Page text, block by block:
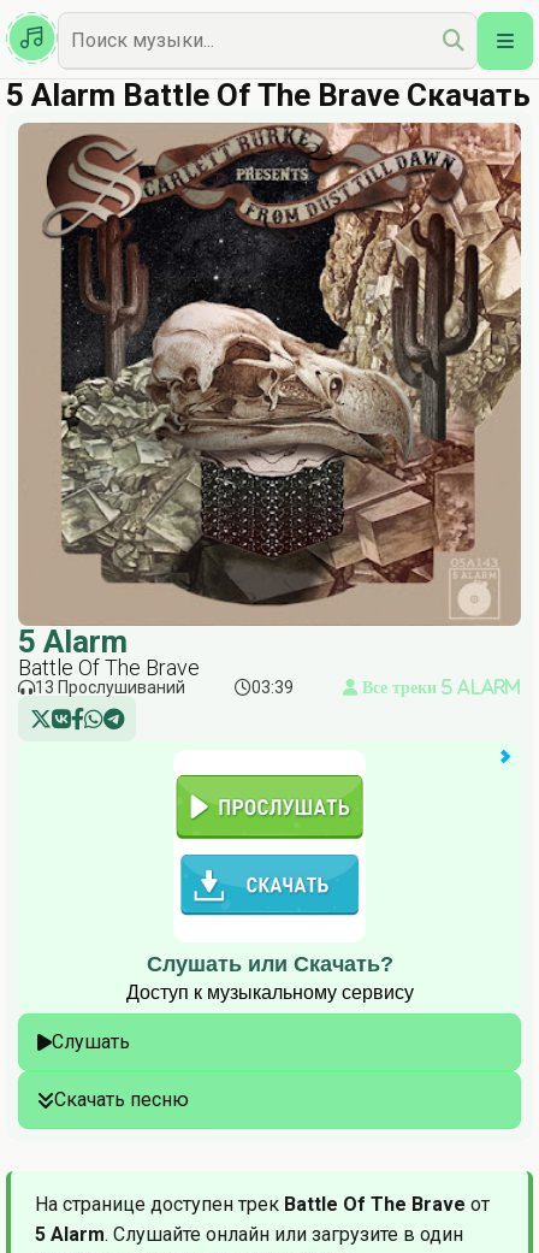
Казахская
Наш Топ
5 Alarm Battle Of The Brave Скачать
5 Alarm
Battle Of The Brave
13 Прослушиваний 03:39 Все треки 5 Alarm
Слушать или Скачать?
Доступ к музыкальному сервису
Слушать
Скачать песню
На странице доступен трек Battle Of The Brave от
5 Alarm. Слушайте онлайн или загрузите в один